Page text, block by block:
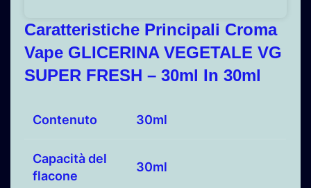
Caratteristiche Principali Croma
Vape GLICERINA VEGETALE VG
SUPER FRESH – 30ml In 30ml
Contenuto 30ml
Capacità del
flacone
30ml